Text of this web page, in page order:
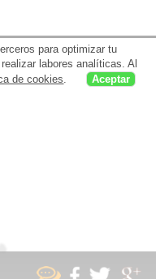
para optimizar tu
labores analíticas. Al
de cookies Aceptar